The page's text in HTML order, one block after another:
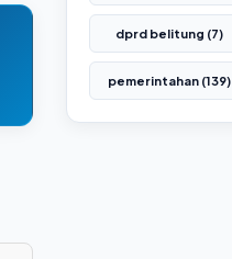
dprd belitung (7)
pemerintahan (139)